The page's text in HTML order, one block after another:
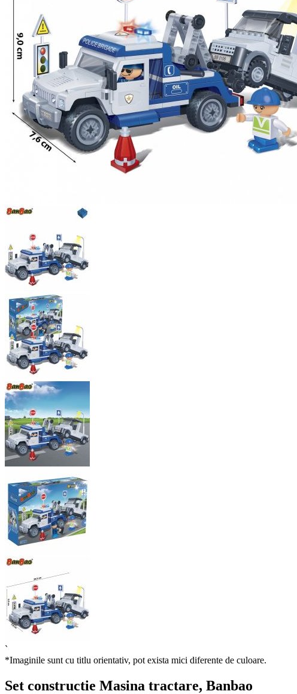
`
*Imaginile sunt cu titlu orientativ, pot exista mici diferente de culoare.
Set constructie Masina tractare, Banbao